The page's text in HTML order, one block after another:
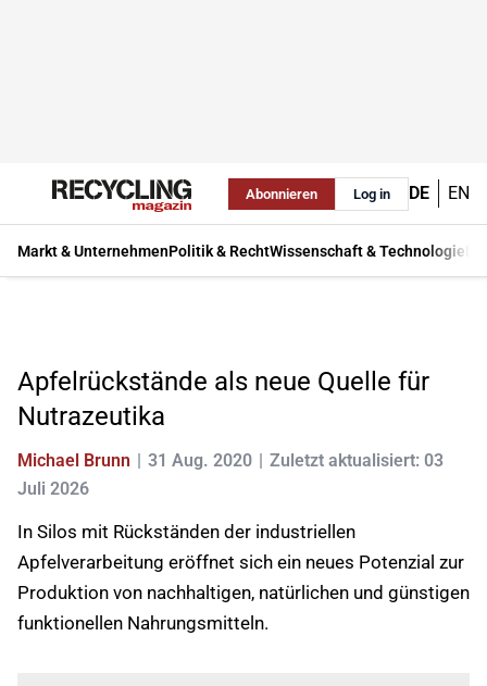
Abonnieren Log in DE EN
Markt & UnternehmenPolitik & RechtWissenschaft & Technologie
Apfelrückstände als neue Quelle für
Nutrazeutika
Michael Brunn 31 Aug. 2020
Zuletzt aktualisiert: 03
Juli 2026
In Silos mit Rückständen der industriellen
Apfelverarbeitung eröffnet sich ein neues Potenzial zur
Produktion von nachhaltigen, natürlichen und günstigen
funktionellen Nahrungsmitteln.